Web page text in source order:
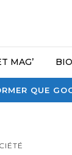
QUE
MAG’